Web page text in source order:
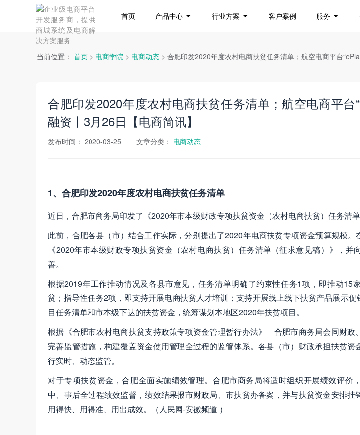
首页 产品中心 行业方案 客户案例 服务
当前位置： 首页 > 电商学院 > 电商动态 > 合肥印发2020年度农村电商扶贫任务清单；航空电商平台
合肥印发2020年度农村电商扶贫任务清单；航空电商平台
融资丨3月26日【电商简讯】
发布时间： 2020-03-25 文章分类： 电商动态
1、合肥印发2020年度农村电商扶贫任务清单
近日，合肥市商务局印发了《2020年市本级财政专项扶贫资金（农村电商扶贫）任务清单
此前，合肥各县（市）结合工作实际，分别提出了2020年电商扶贫专项资金预算规模
《2020年市本级财政专项扶贫资金（农村电商扶贫）任务清单（征求意见稿）》，并
善。
根据2019年工作推动情况及各县市意见，任务清单明确了约束性任务1项，即推动15
贫；指导性任务2项，即支持开展电商扶贫人才培训；支持开展线上线下扶贫产品展示
目任务清单和市本级下达的扶贫资金，统筹谋划本地区2020年扶贫项目。
根据《合肥市农村电商扶贫支持政策专项资金管理暂行办法》，合肥市商务局会同财政
完善监管措施，构建覆盖资金使用管理全过程的监管体系。各县（市）财政承担扶贫资
行实时、动态监管。
对于专项扶贫资金，合肥全面实施绩效管理。合肥市商务局将适时组织开展绩效评价
中、事后全过程绩效监督，绩效结果报市财政局、市扶贫办备案，并与扶贫资金安排挂
用得快、用得准、用出成效。（人民网-安徽频道 ）